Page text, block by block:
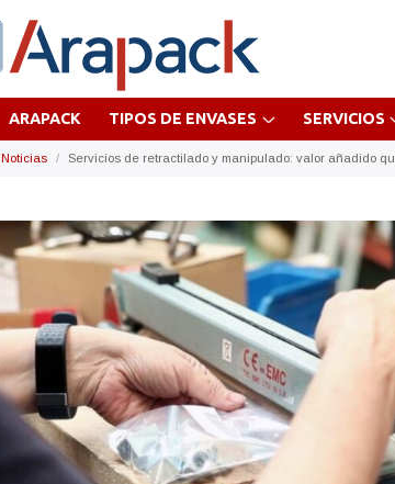
ARAPACK TIPOS DE ENVASES SERVICIOS
Noticias Servicios de retractilado y manipulado: valor añadido